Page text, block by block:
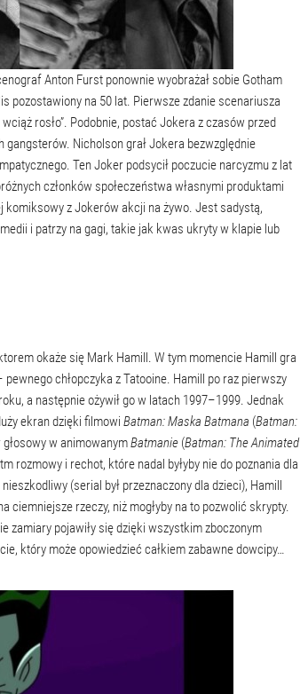
Anton Furst ponownie wyobrażał sobie Gotham
pozostawiony na 50 lat. Pierwsze zdanie scenariusza
rosło”. Podobnie, postać Jokera z czasów przed
Nicholson grał Jokera bezwzględnie
Ten Joker podsycił poczucie narcyzmu z lat
członków społeczeństwa własnymi produktami
komiksowy z Jokerów akcji na żywo. Jest sadystą,
i patrzy na gagi, takie jak kwas ukryty w klapie lub
okaże się Mark Hamill. W tym momencie Hamill gra
chłopczyka z Tatooine. Hamill po raz pierwszy
a następnie ożywił go w latach 1997–1999. Jednak
ekran dzięki filmowi Batman: Maska Batmana (Batman:
w animowanymBatmanie (Batman: The Animated
rozmowy i rechot, które nadal byłyby nie do poznania dla
(serial był przeznaczony dla dzieci), Hamill
ciemniejsze rzeczy, niż mogłyby na to pozwolić skrypty.
zamiary pojawiły się dzięki wszystkim zboczonym
który może opowiedzieć całkiem zabawne dowcipy…